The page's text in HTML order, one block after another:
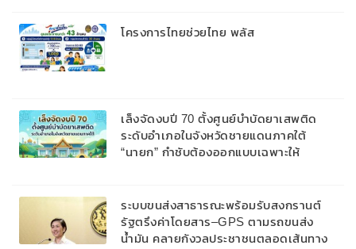
โครงการไทยช่วยไทย พลัส
เล็งจัดงบปี 70 ตั้งศูนย์บำบัดยาเสพติด
ระดับอำเภอในจังหวัดชายแดนภาคใต้
“นายก” กำชับต้องออกแบบเฉพาะให้
ระบบขนส่งสาธารณะพร้อมรับสงกรานต์
รัฐตรึงค่าโดยสาร–GPS ตามรถขนส่ง
น้ำมัน คลายกังวลประชาชนตลอดเส้นทาง